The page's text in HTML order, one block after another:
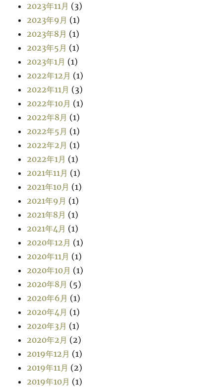
2023年11月 (3)
2023年9月 (1)
2023年8月 (1)
2023年5月 (1)
2023年1月 (1)
2022年12月 (1)
2022年11月 (3)
2022年10月 (1)
2022年8月 (1)
2022年5月 (1)
2022年2月 (1)
2022年1月 (1)
2021年11月 (1)
2021年10月 (1)
2021年9月 (1)
2021年8月 (1)
2021年4月 (1)
2020年12月 (1)
2020年11月 (1)
2020年10月 (1)
2020年8月 (5)
2020年6月 (1)
2020年4月 (1)
2020年3月 (1)
2020年2月 (2)
2019年12月 (1)
2019年11月 (2)
2019年10月 (1)